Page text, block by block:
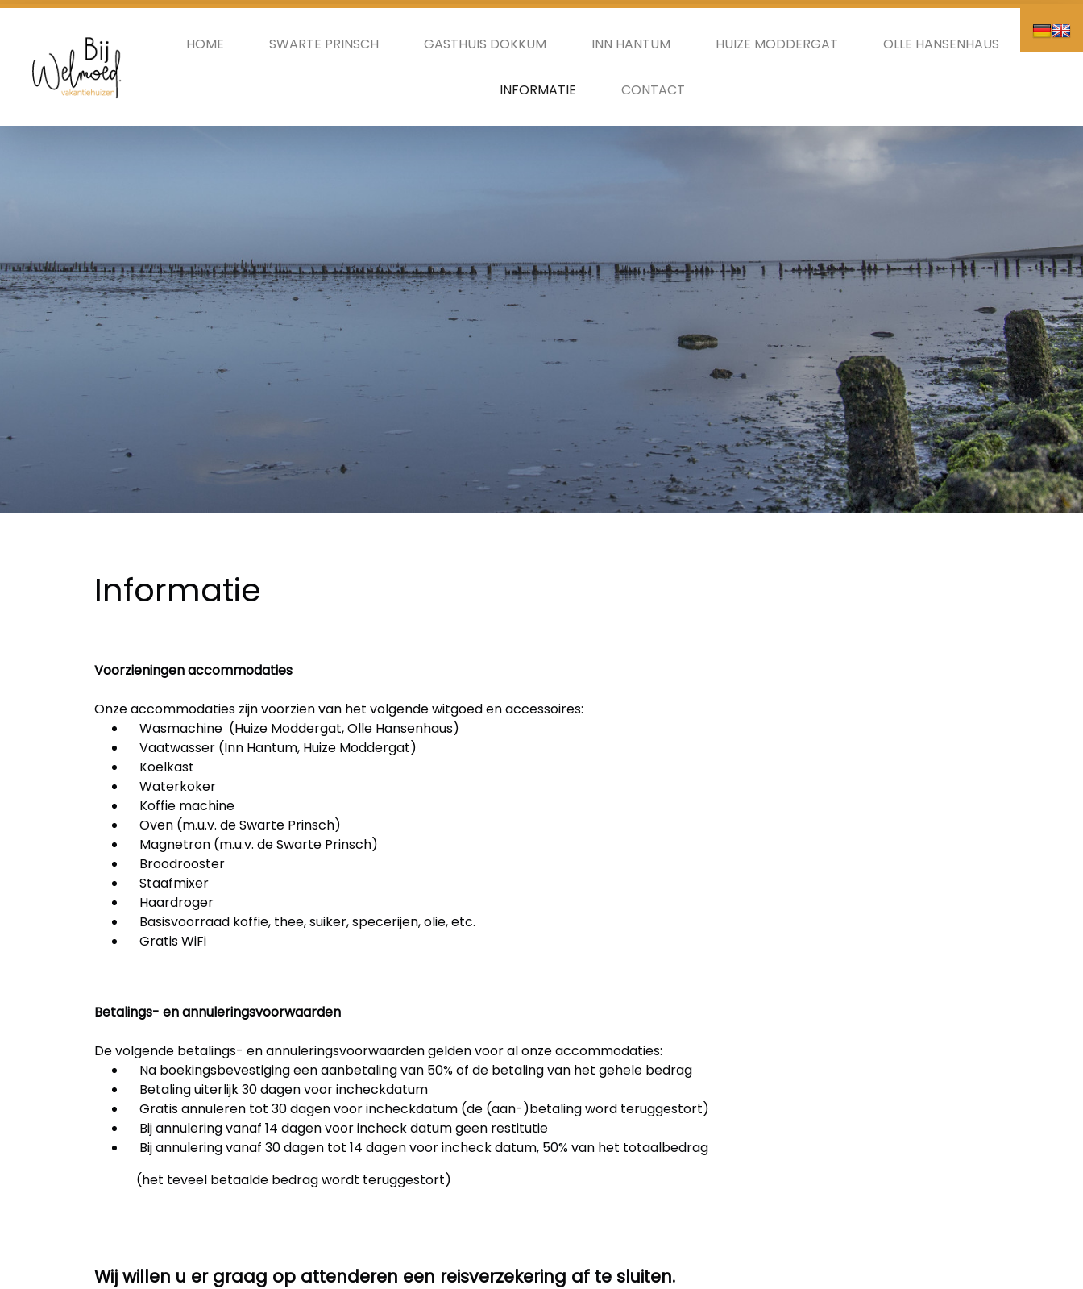
HOME SWARTE PRINSCH GASTHUIS DOKKUM INN HANTUM HUIZE MODDERGAT OLLE HANSENHAUS
INFORMATIE CONTACT
Informatie
Voorzieningen accommodaties
Onze accommodaties zijn voorzien van het volgende witgoed en accessoires:
Wasmachine (Huize Moddergat, Olle Hansenhaus)
Vaatwasser (Inn Hantum, Huize Moddergat)
Koelkast
Waterkoker
Koffie machine
Oven (m.u.v. de Swarte Prinsch)
Magnetron (m.u.v. de Swarte Prinsch)
Broodrooster
Staafmixer
Haardroger
Basisvoorraad koffie, thee, suiker, specerijen, olie, etc.
Gratis WiFi
Betalings- en annuleringsvoorwaarden
De volgende betalings- en annuleringsvoorwaarden gelden voor al onze accommodaties:
Na boekingsbevestiging een aanbetaling van 50% of de betaling van het gehele bedrag
Betaling uiterlijk 30 dagen voor incheckdatum
Gratis annuleren tot 30 dagen voor incheckdatum (de (aan-)betaling word teruggestort)
Bij annulering vanaf 14 dagen voor incheck datum geen restitutie
Bij annulering vanaf 30 dagen tot 14 dagen voor incheck datum, 50% van het totaalbedrag
(het teveel betaalde bedrag wordt teruggestort)
Wij willen u er graag op attenderen een reisverzekering af te sluiten.